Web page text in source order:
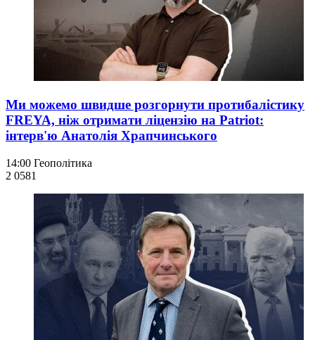
Ми можемо швидше розгорнути протибалістику
FREYA, ніж отримати ліцензію на Patriot:
інтерв'ю Анатолія Храпчинського
14:00 Геополітика
2 0581